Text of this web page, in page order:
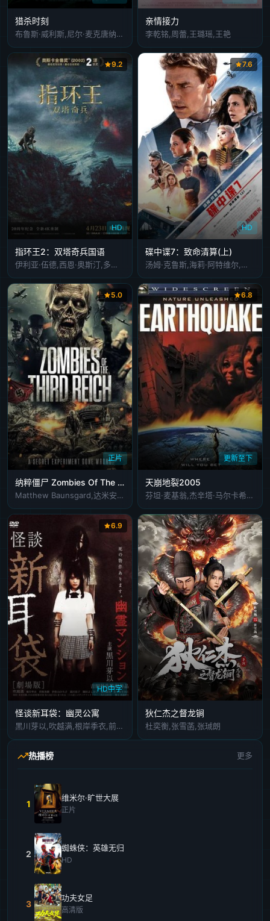
猎杀时刻
布鲁斯·威利斯,尼尔·麦克唐纳,特雷弗·格雷茨基,Megan,Peta,Hill,科里·拉奇
亲情接力
李乾铭,周蕾,王璐瑶,王艳
HD
9.2
指环王2：双塔奇兵国语
伊利亚·伍德,西恩·奥斯汀,多米尼克·莫纳汉,奥兰多·布鲁姆,维果·莫腾森,伊恩·麦克莱恩,凯特·布兰切特,比利·博伊德,杰德·布罗菲,丽芙·泰勒,安迪·瑟金斯,米兰达·奥图,雨果·维文,布拉德·道里夫,卡卢姆·吉廷斯,伯纳德·希尔,布鲁斯·霍普金斯,克里斯托弗·李,纳撒尼尔·利斯,罗宾·马尔科姆,约翰·贝西,萨拉·贝克,克雷格·帕克,布鲁斯·菲利普斯,Robert Pollock,约翰·瑞斯-戴维斯,奥利维亚·田內,卡尔·厄本,史蒂芬·乌瑞,大卫·文翰,菲利普·格里夫,肖恩·宾,约翰·诺贝尔,Jarl
HD
7.6
碟中谍7：致命清算(上)
汤姆·克鲁斯,海莉·阿特维尔,文·瑞姆斯,西蒙·佩吉,丽贝卡·弗格森,凡妮莎·柯比,埃塞·莫拉雷斯,庞·克莱门捷夫,亨利·科泽尼,谢伊·惠格姆,格雷格·泰山·戴维斯,费雷德里克·施密特,玛蕾拉·嘉里加,加利·艾尔维斯,查尔斯·帕内尔,马克·加蒂斯,因迪拉·瓦玛,罗伯·德兰尼,马辛·多洛辛斯基,扎哈利·巴哈罗夫,阿德里安·布薛特,安东尼奥·巴斯托夫,约阿希姆·乔巴努,罗伯特·卢凯,克里斯托弗·西埃雷夫,安德烈·斯卡杜齐奥,巴纳比·凯,格洛里亚·奥比安约,多洛提娅·托列娃,张茵,费卡尔·阿托古,加埃塔诺·布鲁
正片
5.0
纳粹僵尸 Zombies Of The Third Reich
Matthew Baunsgard,达米安·罗扎内克,Ellis J. Wells,Richard Kovacs,Zach Devereux
更新至下
6.8
天崩地裂2005
芬坦·麦基翁,杰辛塔·马尔卡希,迈克尔·泽尔尼克
HD中字
6.9
怪谈新耳袋：幽灵公寓
黑川芽以,吹越满,根岸季衣,前田绫花,细田善彦
狄仁杰之督龙锏
杜奕衡,张雪菡,张珹朗
热播榜 更多
1
维米尔·旷世大展
正片
2
蜘蛛侠：英雄无归
HD
3
功夫女足
高清版